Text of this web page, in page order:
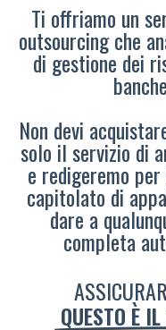
Ti offriamo un
outsourcing che
di gestione dei
Non devi
solo il servizio di
e redigeremo
capitolato di
dare a
completa
QUESTO È